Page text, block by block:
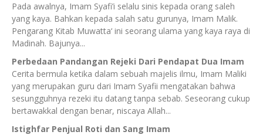
Pada awalnya, Imam Syafi’i selalu sinis kepada orang saleh
yang kaya. Bahkan kepada salah satu gurunya, Imam Malik.
Pengarang Kitab Muwatta‘ ini seorang ulama yang kaya raya di
Madinah. Bajunya...
Perbedaan Pandangan Rejeki Dari Pendapat Dua Imam
Cerita bermula ketika dalam sebuah majelis ilmu, Imam Maliki
yang merupakan guru dari Imam Syafii mengatakan bahwa
sesungguhnya rezeki itu datang tanpa sebab. Seseorang cukup
bertawakkal dengan benar, niscaya Allah...
Istighfar Penjual Roti dan Sang Imam